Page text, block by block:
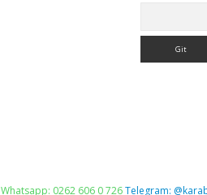
Whatsapp: 0262 606 0 726Telegram: